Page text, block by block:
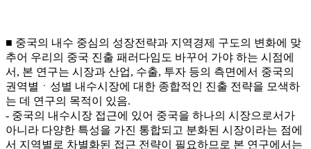
■ 중국의 내수 중심의 성장전략과 지역경제 구도의 변화에 맞
추어 우리의 중국 진출 패러다임도 바꾸어 가야 하는 시점에
서, 본 연구는 시장과 산업, 수출, 투자 등의 측면에서 중국의
권역별ㆍ성별 내수시장에 대한 종합적인 진출 전략을 모색하
는 데 연구의 목적이 있음.
- 중국의 내수시장 접근에 있어 중국을 하나의 시장으로서가
아니라 다양한 특성을 가진 통합되고 분화된 시장이라는 점에
서 지역별로 차별화된 접근 전략이 필요하므로 본 연구에서는